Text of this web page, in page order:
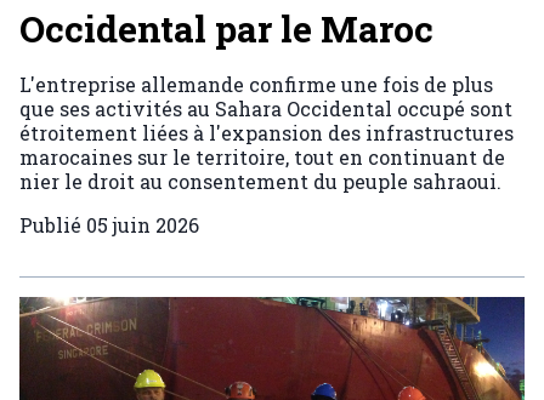
Occidental par le Maroc
L'entreprise allemande confirme une fois de plus
que ses activités au Sahara Occidental occupé sont
étroitement liées à l'expansion des infrastructures
marocaines sur le territoire, tout en continuant de
nier le droit au consentement du peuple sahraoui.
Publié 05 juin 2026